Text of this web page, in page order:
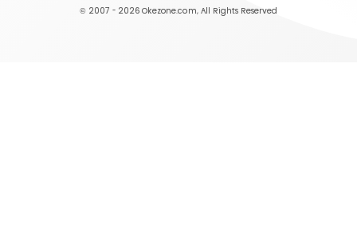
© 2007 - 2026 Okezone.com, All Rights Reserved